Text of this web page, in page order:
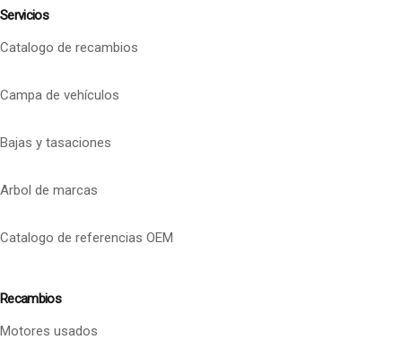
Servicios
Catalogo de recambios
Campa de vehículos
Bajas y tasaciones
Arbol de marcas
Catalogo de referencias OEM
Recambios
Motores usados